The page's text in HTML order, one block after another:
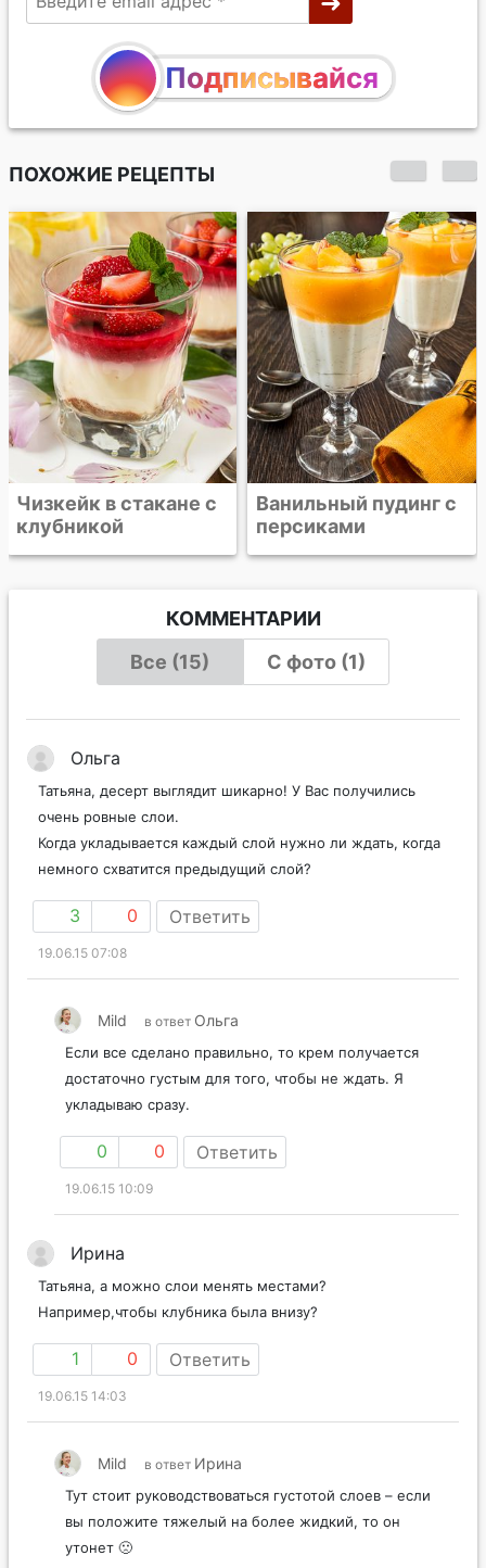
Подписывайся
ПОХОЖИЕ РЕЦЕПТЫ
Ванильный пудинг с
персиками
Запеченный
шоколадный крем с
малиной
КОММЕНТАРИИ
Все (15)
С фото (1)
Ольга
Татьяна, десерт выглядит шикарно! У Вас получились
очень ровные слои.
Когда укладывается каждый слой нужно ли ждать, когда
немного схватится предыдущий слой?
3 0 Ответить
19.06.15 07:08
Mild в ответ Ольга
Если все сделано правильно, то крем получается
достаточно густым для того, чтобы не ждать. Я
укладываю сразу.
0 0 Ответить
19.06.15 10:09
Ирина
Татьяна, а можно слои менять местами?
Например,чтобы клубника была внизу?
1 0 Ответить
19.06.15 14:03
Mild в ответ Ирина
Тут стоит руководствоваться густотой слоев – если
вы положите тяжелый на более жидкий, то он
утонет 🙁